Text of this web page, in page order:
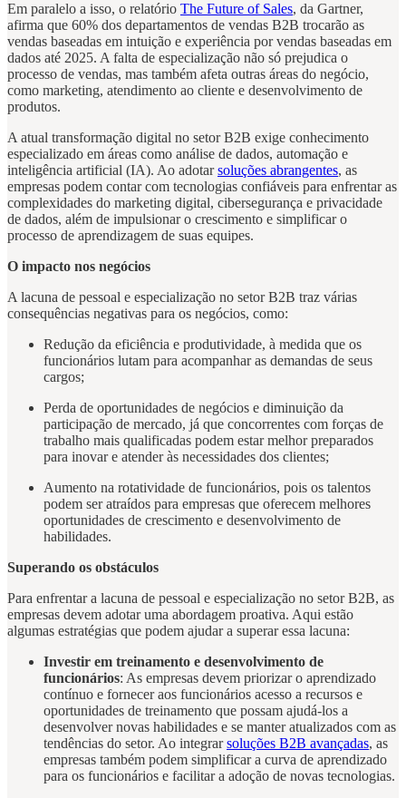
Em paralelo a isso, o relatório The Future of Sales, da Gartner,
afirma que 60% dos departamentos de vendas B2B trocarão as
vendas baseadas em intuição e experiência por vendas baseadas em
dados até 2025. A falta de especialização não só prejudica o
processo de vendas, mas também afeta outras áreas do negócio,
como marketing, atendimento ao cliente e desenvolvimento de
produtos.
A atual transformação digital no setor B2B exige conhecimento
especializado em áreas como análise de dados, automação e
inteligência artificial (IA). Ao adotarsoluções abrangentes, as
empresas podem contar com tecnologias confiáveis para enfrentar as
complexidades do marketing digital, cibersegurança e privacidade
de dados, além de impulsionar o crescimento e simplificar o
processo de aprendizagem de suas equipes.
O impacto nos negócios
A lacuna de pessoal e especialização no setor B2B traz várias
consequências negativas para os negócios, como:
Redução da eficiência e produtividade, à medida que os
funcionários lutam para acompanhar as demandas de seus
cargos;
Perda de oportunidades de negócios e diminuição da
participação de mercado, já que concorrentes com forças de
trabalho mais qualificadas podem estar melhor preparados
para inovar e atender às necessidades dos clientes;
Aumento na rotatividade de funcionários, pois os talentos
podem ser atraídos para empresas que oferecem melhores
oportunidades de crescimento e desenvolvimento de
habilidades.
Superando os obstáculos
Para enfrentar a lacuna de pessoal e especialização no setor B2B, as
empresas devem adotar uma abordagem proativa. Aqui estão
algumas estratégias que podem ajudar a superar essa lacuna:
Investir em treinamento e desenvolvimento de
funcionários: As empresas devem priorizar o aprendizado
contínuo e fornecer aos funcionários acesso a recursos e
oportunidades de treinamento que possam ajudá-los a
desenvolver novas habilidades e se manter atualizados com as
tendências do setor. Ao integrarsoluções B2B avançadas, as
empresas também podem simplificar a curva de aprendizado
para os funcionários e facilitar a adoção de novas tecnologias.